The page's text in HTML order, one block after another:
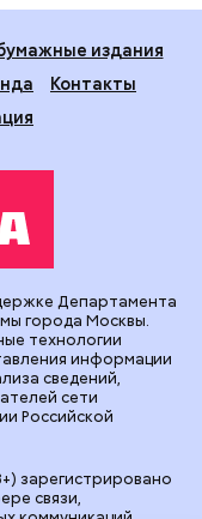
издания
Контакты
зарегистрировано
связи,
Департамента
города Москвы.
технологии
информации
сведений,
сети
Российской